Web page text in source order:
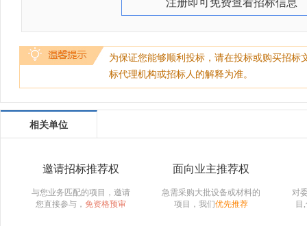
注册即可免费查看招标信息
为保证您能够顺利投标，请在投标或购买招
标代理机构或招标人的解释为准。
相关单位
邀请招标推荐权
与您业务匹配的项目，邀请
您直接参与， 免资格预审
面向业主推荐权
急需采购大批设备或材料的
项目，我们优先推荐
对
目